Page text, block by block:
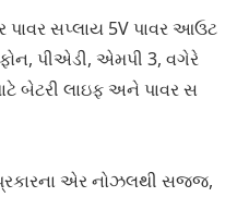
પાવર સપ્લાય 5V પાવર આઉટ
પીએડી, એમપી 3, વગેરે
બેટરી લાઇફ અને પાવર સ
એર નોઝલથી સજ્જ,